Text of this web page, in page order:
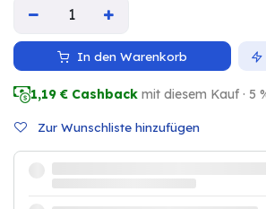
In den Warenkorb
1,19 € Cashback mit diesem Kauf · 5
Zur Wunschliste hinzufügen